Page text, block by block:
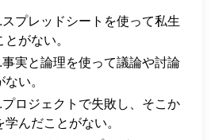
プレッドシートを使って私生
がない。
実と論理を使って議論や討論
い。
ロジェクトで失敗し、そこか
んだことがない。